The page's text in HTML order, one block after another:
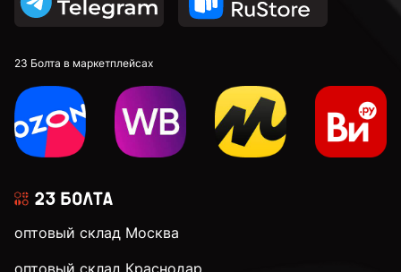
23 Болта в маркетплейсах
оптовый склад Москва